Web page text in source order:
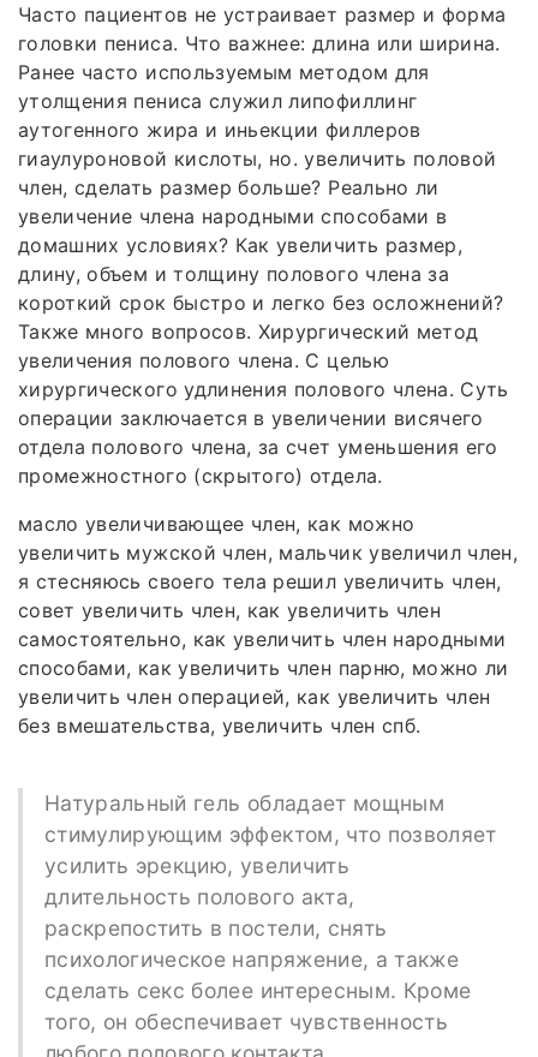
Часто пациентов не устраивает размер и форма
головки пениса. Что важнее: длина или ширина.
Ранее часто используемым методом для
утолщения пениса служил липофиллинг
аутогенного жира и иньекции филлеров
гиаулуроновой кислоты, но. увеличить половой
член, сделать размер больше? Реально ли
увеличение члена народными способами в
домашних условиях? Как увеличить размер,
длину, объем и толщину полового члена за
короткий срок быстро и легко без осложнений?
Также много вопросов. Хирургический метод
увеличения полового члена. С целью
хирургического удлинения полового члена. Суть
операции заключается в увеличении висячего
отдела полового члена, за счет уменьшения его
промежностного (скрытого) отдела.
масло увеличивающее член, как можно
увеличить мужской член, мальчик увеличил член,
я стесняюсь своего тела решил увеличить член,
совет увеличить член, как увеличить член
самостоятельно, как увеличить член народными
способами, как увеличить член парню, можно ли
увеличить член операцией, как увеличить член
без вмешательства, увеличить член спб.
Натуральный гель обладает мощным
стимулирующим эффектом, что позволяет
усилить эрекцию, увеличить
длительность полового акта,
раскрепостить в постели, снять
психологическое напряжение, а также
сделать секс более интересным. Кроме
того, он обеспечивает чувственность